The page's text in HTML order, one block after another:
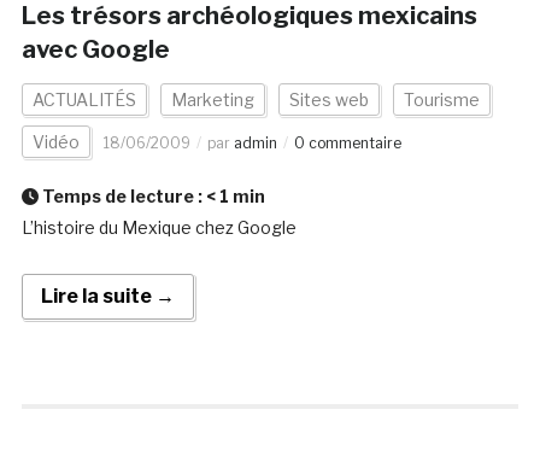
Les trésors archéologiques mexicains
avec Google
ACTUALITÉS Marketing Sites web Tourisme
Vidéo 18/06/2009 par admin 0 commentaire
Temps de lecture : < 1 min
L’histoire du Mexique chez Google
Lire la suite →